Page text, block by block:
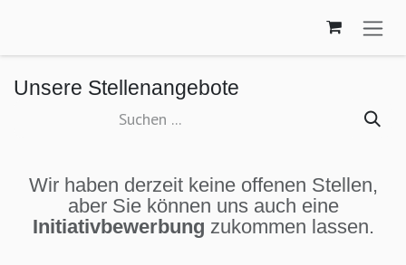
Unsere Stellenangebote
Wir haben derzeit keine offenen Stellen,
aber Sie können uns auch eine
Initiativbewerbung zukommen lassen.